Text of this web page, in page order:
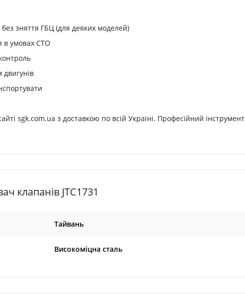
зняття ГБЦ (для деяких моделей)
в умовах СТО
двигунів
sgk.com.ua з доставкою по всій Україні. Професійний
клапанів JTC1731
Тайвань
Високоміцна сталь